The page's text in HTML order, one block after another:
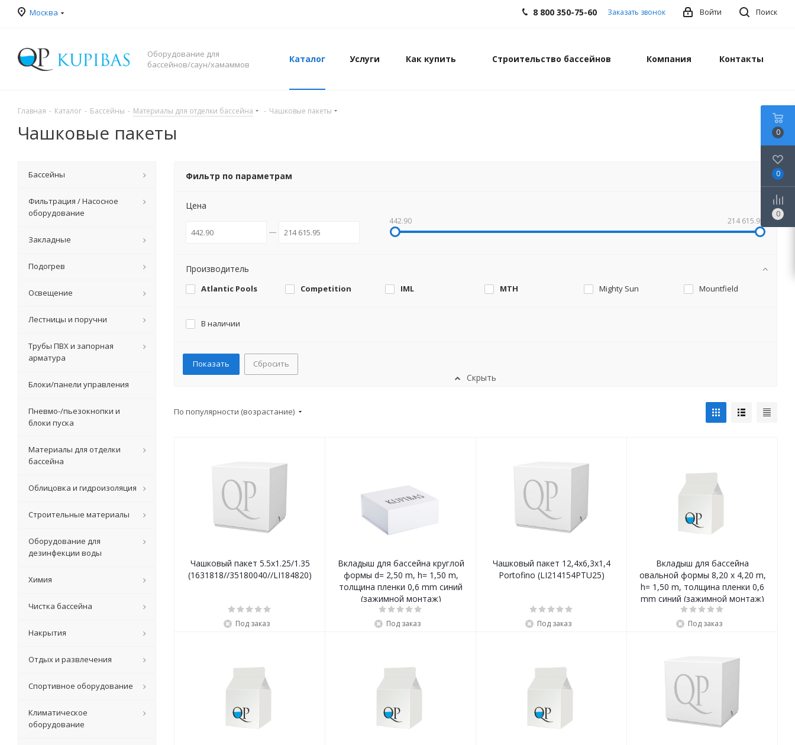
Москва Поиск
Войти
8 800 350-75-60 Заказать звонок
Оборудование для
бассейнов/саун/хамаммов
Каталог Услуги Как купить Строительство бассейнов Компания Контакты
Главная - Каталог - Бассейны - Материалы для отделки бассейна - Чашковые пакеты
Чашковые пакеты
Фильтр по параметрам
Цена
442.90 214 615.95
Производитель
Atlantic Pools Competition IML MTH Mighty Sun Mountfield
В наличии
Сбросить
Скрыть
По популярности (возрастание)
Чашковый пакет 5.5х1.25/1.35
(1631818//35180040//LI184820)
Под заказ
Вкладыш для бассейна круглой
формы d= 2,50 m, h= 1,50 m,
толщина пленки 0,6 mm синий
(зажимной монтаж)
Под заказ
Чашковый пакет 12,4х6,3х1,4
Portofino (LI214154PTU25)
Под заказ
Вкладыш для бассейна
овальной формы 8,20 x 4,20 m,
h= 1,50 m, толщина пленки 0,6
mm синий (зажимной монтаж)
Под заказ
Бассейны
Фильтрация / Насосное
оборудование
Закладные
Подогрев
Освещение
Лестницы и поручни
Трубы ПВХ и запорная
арматура
Блоки/панели управления
Пневмо-/пьезокнопки и
блоки пуска
Материалы для отделки
бассейна
Облицовка и гидроизоляция
Строительные материалы
Оборудование для
дезинфекции воды
Химия
Чистка бассейна
Накрытия
Отдых и развлечения
Спортивное оборудование
Климатическое
оборудование
0
0
0